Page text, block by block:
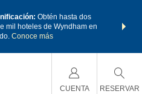
Obtén hasta dos
mil hoteles de Wyndham en
Conoce más
de viaje
CUENTA RESERVAR